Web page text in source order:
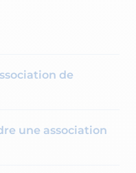
de
une association